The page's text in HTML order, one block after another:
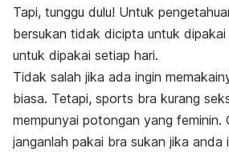
Tapi, tunggu dulu! Untuk
bersukan tidak dicipta untuk
untuk dipakai setiap hari.
Tidak salah jika ada ingin
biasa. Tetapi, sports bra kurang
mempunyai potongan yang feminin.
janganlah pakai bra sukan jika anda